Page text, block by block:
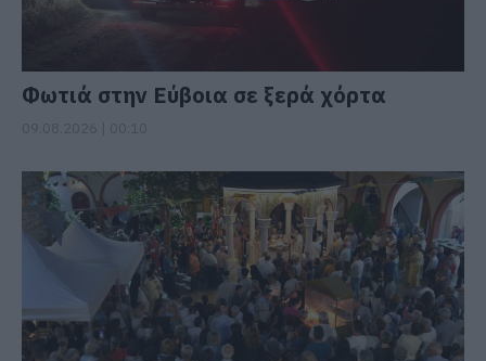
Φωτιά στην Εύβοια σε ξερά χόρτα